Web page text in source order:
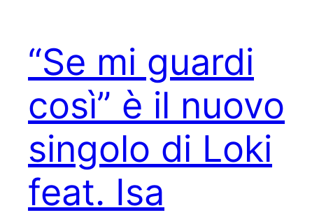
“Se mi guardi
così” è il nuovo
singolo di Loki
feat. Isa